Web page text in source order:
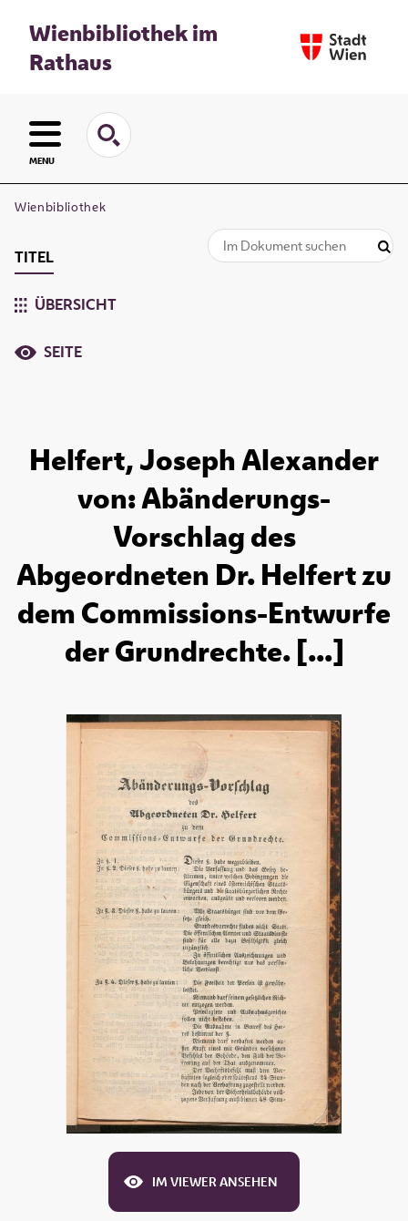
Wienbibliothek im
Rathaus
MENU
Wienbibliothek
TITEL
ÜBERSICHT
SEITE
Helfert, Joseph Alexander
von: Abänderungs-
Vorschlag des
Abgeordneten Dr. Helfert zu
dem Commissions-Entwurfe
der Grundrechte. [...]
IM VIEWER ANSEHEN